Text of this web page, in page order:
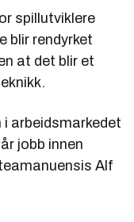
spillutviklere
blir rendyrket
at det blir et
i arbeidsmarkedet
jobb innen
Alf